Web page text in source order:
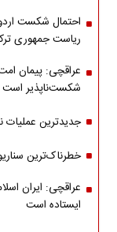
احتمال شکست
ریاست جمهوری
عراقچی: پیمان
شکست‌ناپذیر است
جدیدترین عملیات
خطرناک‌ترین
عراقچی: ایران
ایستاده است